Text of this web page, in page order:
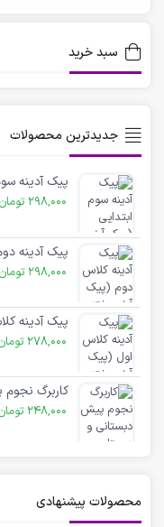
سبد خرید
جدیدترین محصولات
پیک آدینه
298,000 تومان
پیک آدینه
298,000 تومان
پیک آدینه
278,000
کاربرگ
248,000
محصولات پیشنهادی